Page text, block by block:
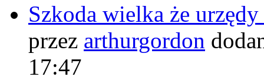
Szkoda wielka że
przez arthurgordon
17:47